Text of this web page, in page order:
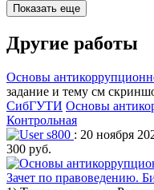
Показать еще
Другие работы
Основы
задание и тему см
СибГУТИ Основы
Контрольная
s800 : 20 ноября
300 руб.
Зачет по правоведению.